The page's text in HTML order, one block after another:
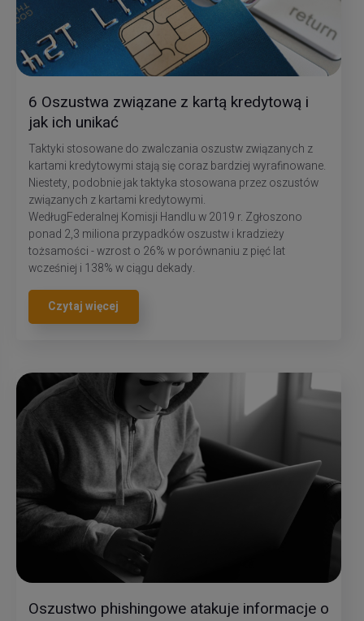
6 Oszustwa związane z kartą kredytową i
jak ich unikać
Taktyki stosowane do zwalczania oszustw związanych z
kartami kredytowymi stają się coraz bardziej wyrafinowane.
Niestety, podobnie jak taktyka stosowana przez oszustów
związanych z kartami kredytowymi.
WedługFederalnej Komisji Handlu w 2019 r. Zgłoszono
ponad 2,3 miliona przypadków oszustw i kradzieży
tożsamości - wzrost o 26% w porównaniu z pięć lat
wcześniej i 138% w ciągu dekady.
Czytaj więcej
Oszustwo phishingowe atakuje informacje o